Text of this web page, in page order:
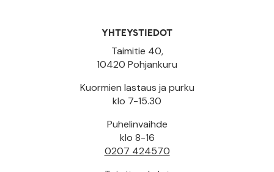
YHTEYSTIEDOT
Taimitie 40,
10420 Pohjankuru
Kuormien lastaus ja purku
klo 7-15.30
Puhelinvaihde
klo 8-16
0207 424570